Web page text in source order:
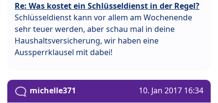
Re: Was kostet ein Schlüsseldienst in der Regel?
Schlüsseldienst kann vor allem am Wochenende
sehr teuer werden, aber schau mal in deine
Haushaltsversicherung, wir haben eine
Aussperrklausel mit dabei!
michelle371 10. Jan 2017 16:34